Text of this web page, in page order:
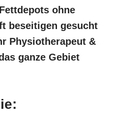
ohne
beseitigen gesucht
Physiotherapeut &
ganze Gebiet